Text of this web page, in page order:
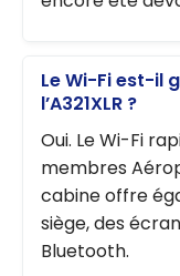
Le Wi-Fi est-il
l’A321XLR ?
Oui. Le Wi-Fi
membres
cabine offre
siège, des
Bluetooth.